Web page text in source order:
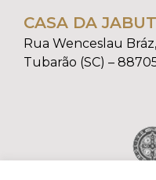
CASA DA
Rua Wenceslau
Tubarão (SC) –